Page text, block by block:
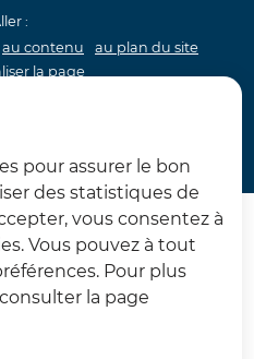
pour assurer le bon
des statistiques de
vous consentez à
Vous pouvez à tout
Pour plus
la page
:
au contenu
au plan du site
la page
Menu